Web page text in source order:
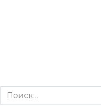
Search
for: